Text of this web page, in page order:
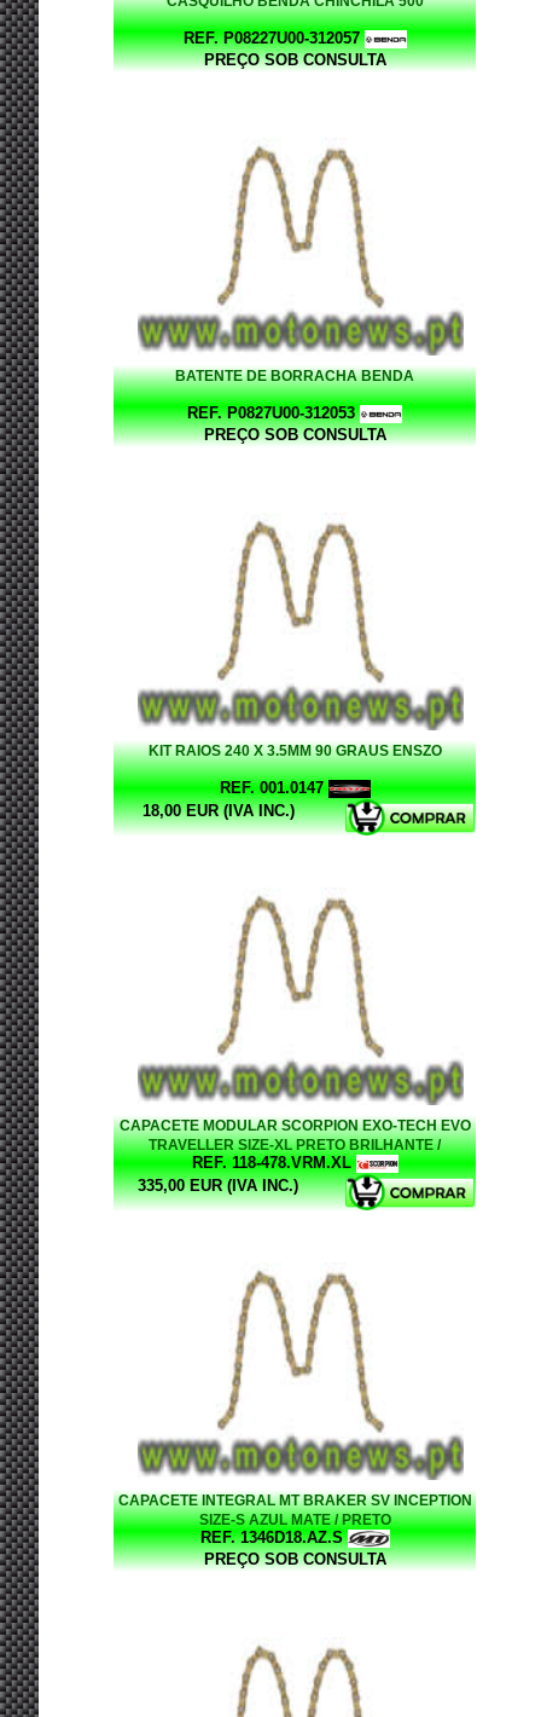
REF. P08227U00-312057
PREÇO SOB CONSULTA
BATENTE DE BORRACHA BENDA
REF. P0827U00-312053
PREÇO SOB CONSULTA
KIT RAIOS 240 X 3.5MM 90 GRAUS ENSZO
REF. 001.0147
18,00 EUR (IVA INC.)
CAPACETE MODULAR SCORPION EXO-TECH EVO
TRAVELLER SIZE-XL PRETO BRILHANTE /
VERMELHO
REF. 118-478.VRM.XL
335,00 EUR (IVA INC.)
CAPACETE INTEGRAL MT BRAKER SV INCEPTION
SIZE-S AZUL MATE / PRETO
REF. 1346D18.AZ.S
PREÇO SOB CONSULTA